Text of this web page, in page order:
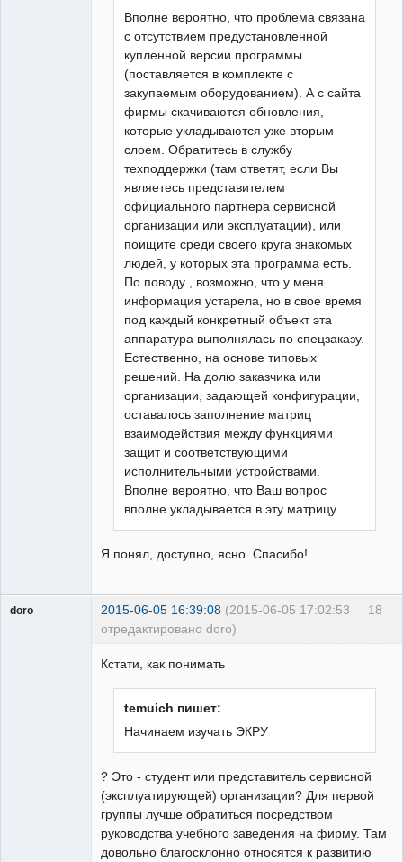
Вполне вероятно, что проблема связана
с отсутствием предустановленной
купленной версии программы
(поставляется в комплекте с
закупаемым оборудованием). А с сайта
фирмы скачиваются обновления,
которые укладываются уже вторым
слоем. Обратитесь в службу
техподдержки (там ответят, если Вы
являетесь представителем
официального партнера сервисной
организации или эксплуатации), или
поищите среди своего круга знакомых
людей, у которых эта программа есть.
По поводу , возможно, что у меня
информация устарела, но в свое время
под каждый конкретный объект эта
аппаратура выполнялась по спецзаказу.
Естественно, на основе типовых
решений. На долю заказчика или
организации, задающей конфигурации,
оставалось заполнение матриц
взаимодействия между функциями
защит и соответствующими
исполнительными устройствами.
Вполне вероятно, что Ваш вопрос
вполне укладывается в эту матрицу.
Я понял, доступно, ясно. Спасибо!
18
doro 2015-06-05 16:39:08 (2015-06-05 17:02:53
отредактировано doro)
Кстати, как понимать
temuich пишет:
Начинаем изучать ЭКРУ
? Это - студент или представитель сервисной
(эксплуатирующей) организации? Для первой
группы лучше обратиться посредством
руководства учебного заведения на фирму. Там
довольно благосклонно относятся к развитию